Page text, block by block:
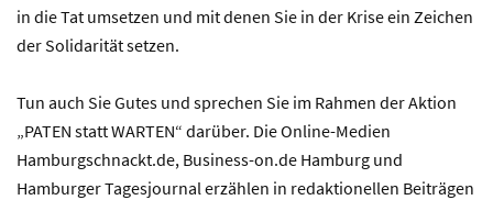
in die Tat umsetzen und mit denen Sie in der Krise ein Zeichen
der Solidarität setzen.
Tun auch Sie Gutes und sprechen Sie im Rahmen der Aktion
„PATEN statt WARTEN“ darüber. Die Online-Medien
Hamburgschnackt.de, Business-on.de Hamburg und
Hamburger Tagesjournal erzählen in redaktionellen Beiträgen